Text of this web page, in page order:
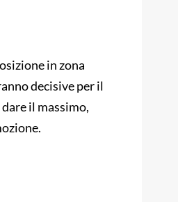
in zona
decisive per il
il massimo,